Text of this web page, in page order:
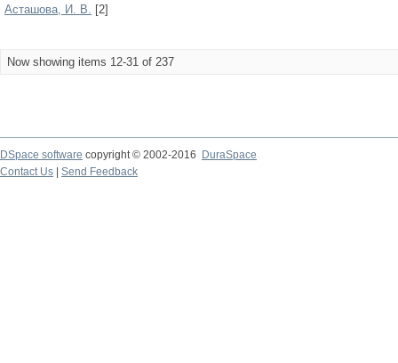
Асташова, И. В. [2]
Now showing items 12-31 of 237
DSpace software copyright © 2002-2016
DuraSpace
Contact Us
Send Feedback